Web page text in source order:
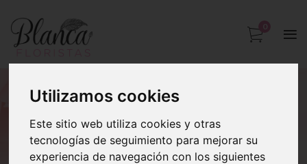
Utilizamos cookies
Este sitio web utiliza cookies y otras
tecnologías de seguimiento para mejorar su
experiencia de navegación con los siguientes
0
ELIXIR
Inicio ELIXIR